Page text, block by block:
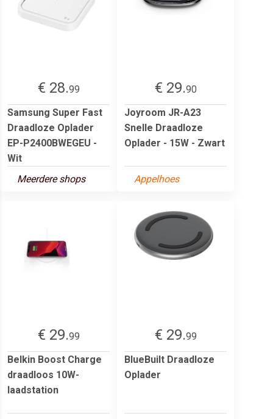
€ 28.99
Samsung Super Fast
Draadloze Oplader
EP-P2400BWEGEU -
Wit
Meerdere shops
€ 29.90
Joyroom JR-A23
Snelle Draadloze
Oplader - 15W - Zwart
Appelhoes
€ 29.99
Belkin Boost Charge
draadloos 10W-
laadstation
€ 29.99
BlueBuilt Draadloze
Oplader